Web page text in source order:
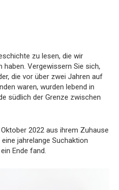
zu lesen, die wir
Vergewissern Sie sich,
die vor über zwei Jahren auf
waren, wurden lebend in
südlich der Grenze zwischen
2022 aus ihrem Zuhause
jahrelange Suchaktion
Ende fand.